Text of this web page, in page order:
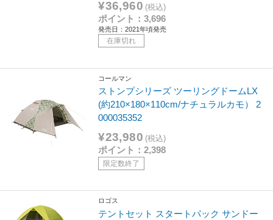
¥36,960 (税込)
ポイント：3,696
発売日：2021年頃発売
在庫切れ
コールマン
ストンプシリーズ ツーリングドームLX
(約210×180×110cm/ナチュラルカモ） 2
000035352
¥23,980 (税込)
ポイント：2,398
限定数終了
ロゴス
テントセット スタートパック サンドー